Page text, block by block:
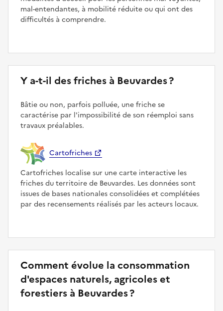
mal-entendantes, à mobilité réduite ou qui ont des
difficultés à comprendre.
Y a-t-il des friches à Beuvardes ?
Bâtie ou non, parfois polluée, une friche se
caractérise par l'impossibilité de son réemploi sans
travaux préalables.
Cartofriches
Cartofriches localise sur une carte interactive les
friches du territoire de Beuvardes. Les données sont
issues de bases nationales consolidées et complétées
par des recensements réalisés par les acteurs locaux.
Comment évolue la consommation
d'espaces naturels, agricoles et
forestiers à Beuvardes ?